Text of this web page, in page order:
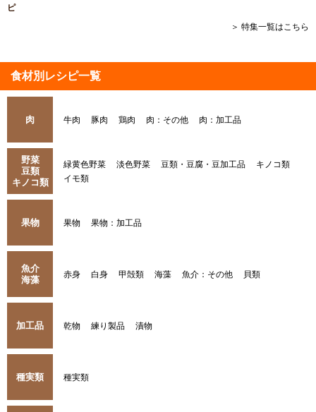
ピ
＞ 特集一覧はこちら
食材別レシピ一覧
肉 牛肉 豚肉 鶏肉 肉：その他 肉：加工品
野菜
豆類
キノコ類
緑黄色野菜 淡色野菜 豆類・豆腐・豆加工品
キノコ類
イモ類
果物 果物 果物：加工品
魚介
海藻
赤身 白身 甲殻類 海藻 魚介：その他 貝類
加工品 乾物 練り製品 漬物
種実類 種実類